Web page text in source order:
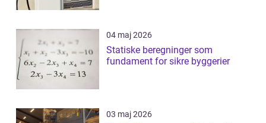
04 maj 2026
Statiske beregninger som
fundament for sikre byggerier
03 maj 2026